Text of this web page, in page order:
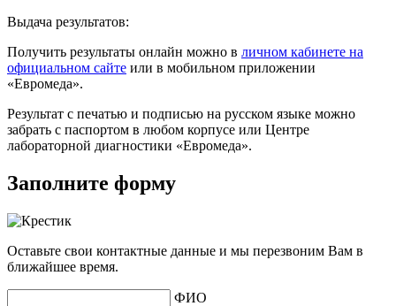
Выдача результатов:
Получить результаты онлайн можно в личном кабинете на
официальном сайте или в мобильном приложении
«Евромеда».
Результат с печатью и подписью на русском языке можно
забрать с паспортом в любом корпусе или Центре
лабораторной диагностики «Евромеда».
Заполните форму
Оставьте свои контактные данные и мы перезвоним Вам в
ближайшее время.
ФИО